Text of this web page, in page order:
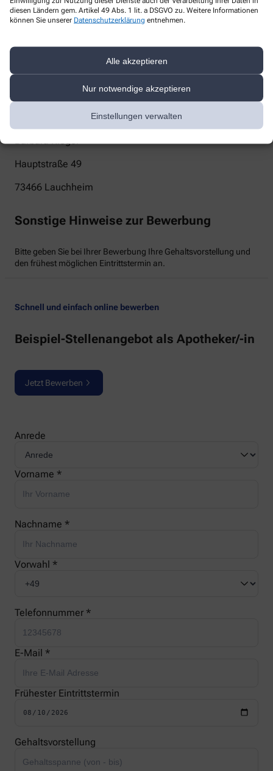
diesen Ländern gem. Artikel 49 Abs. 1 lit. a DSGVO zu. Weitere Informationen
können Sie unserer Datenschutzerklärung entnehmen.
Alle akzeptieren
Nur notwendige akzeptieren
Einstellungen verwalten
info@stadtapotheke-lauchheim.de
Hauptstraße 49
73466 Lauchheim
Sonstige Hinweise zur Bewerbung
Bitte geben Sie bei Ihrer Bewerbung Ihre Gehaltsvorstellung und
den frühest möglichen Eintrittstermin an.
Schnell und einfach online bewerben
Beispiel-Stellenangebot als Apotheker/-in
Jetzt Bewerben
Anrede
Vorname *
Nachname *
Vorwahl *
Telefonnummer *
E-Mail *
Frühester Eintrittstermin
Gehaltsvorstellung